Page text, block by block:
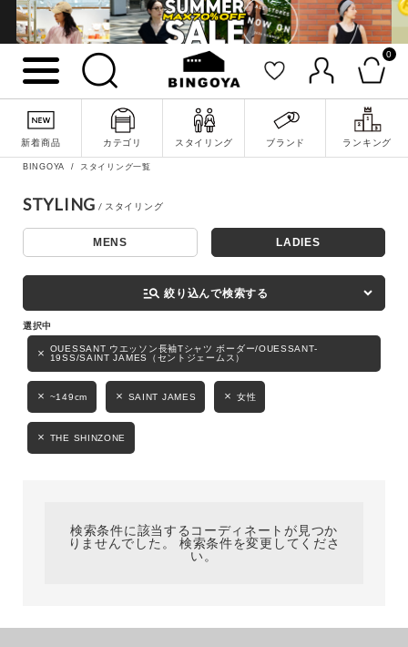
0
新着商品 カテゴリ スタイリング ブランド ランキング
詳細検索
キーワード
性別
BINGOYA スタイリング一覧
STYLING
MENS LADIES
manage_search 絞り込んで検索する
OUESSANT ウエッソン長袖Tシャツ ボーダー/OUESSANT-
19SS/SAINT JAMES（セントジェームス）
~149cm SAINT JAMES 女性
THE SHINZONE
検索条件に該当するコーディネートが見つか
りませんでした。 検索条件を変更してくださ
い。